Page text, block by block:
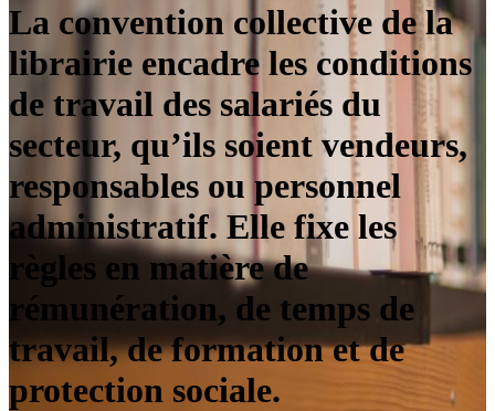
La convention collective de la
librairie encadre les conditions
de travail des salariés du
secteur, qu’ils soient vendeurs,
responsables ou personnel
administratif. Elle fixe les
règles en matière de
rémunération, de temps de
travail, de formation et de
protection sociale.